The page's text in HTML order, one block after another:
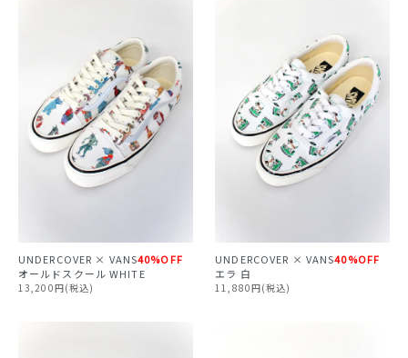
UNDERCOVER × VANS40%OFF
オールドスクール WHITE
13,200円(税込)
UNDERCOVER × VANS40%OFF
エラ 白
11,880円(税込)